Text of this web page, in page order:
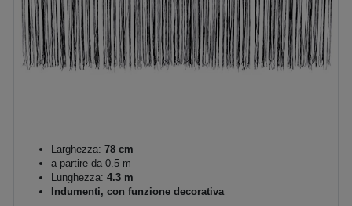
Larghezza: 78 cm
a partire da 0.5 m
Lunghezza: 4.3 m
Indumenti, con funzione decorativa